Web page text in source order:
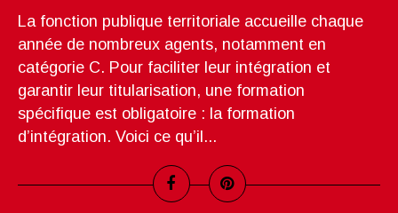
La fonction publique territoriale accueille chaque
année de nombreux agents, notamment en
catégorie C. Pour faciliter leur intégration et
garantir leur titularisation, une formation
spécifique est obligatoire : la formation
d’intégration. Voici ce qu’il...